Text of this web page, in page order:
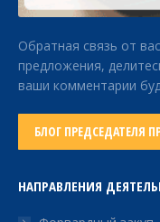
Обратная связь от
предложения,
ваши комментарии
БЛОГ ПРЕДСЕДАТЕЛЯ
НАПРАВЛЕНИЯ